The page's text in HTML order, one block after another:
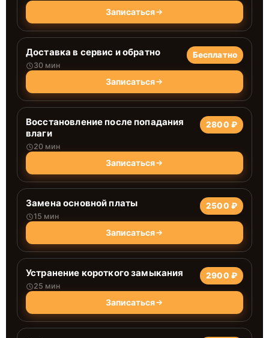
Записаться
Доставка в сервис и обратно
30 мин
Бесплатно
Записаться
Восстановление после попадания
влаги
20 мин
2800 ₽
Записаться
Замена основной платы
15 мин
2500 ₽
Записаться
Устранение короткого замыкания
25 мин
2900 ₽
Записаться